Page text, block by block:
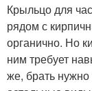
Крыльцо для
рядом с
органично. Но
ним требует
же, брать